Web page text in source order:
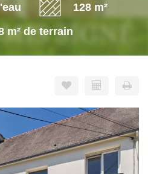
128 m²
m² de terrain